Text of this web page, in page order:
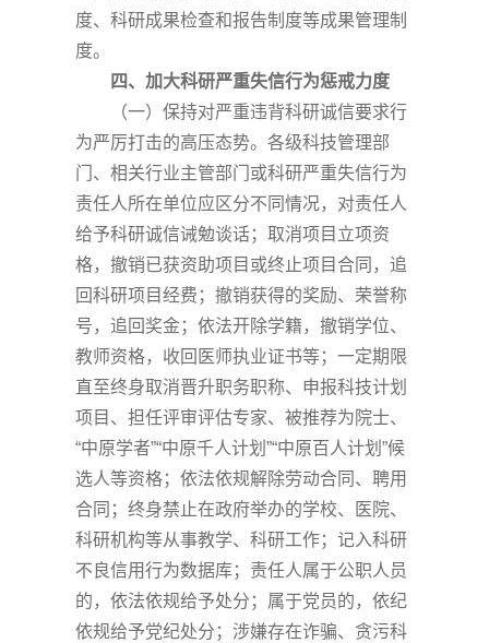
度、科研成果检查和报告制度等成果管理制
度。
四、加大科研严重失信行为惩戒力度
（一）保持对严重违背科研诚信要求行
为严厉打击的高压态势。各级科技管理部
门、相关行业主管部门或科研严重失信行为
责任人所在单位应区分不同情况，对责任人
给予科研诚信诫勉谈话；取消项目立项资
格，撤销已获资助项目或终止项目合同，追
回科研项目经费；撤销获得的奖励、荣誉称
号，追回奖金；依法开除学籍，撤销学位、
教师资格，收回医师执业证书等；一定期限
直至终身取消晋升职务职称、申报科技计划
项目、担任评审评估专家、被推荐为院士、
“中原学者”“中原千人计划”“中原百人计划”候
选人等资格；依法依规解除劳动合同、聘用
合同；终身禁止在政府举办的学校、医院、
科研机构等从事教学、科研工作；记入科研
不良信用行为数据库；责任人属于公职人员
的，依法依规给予处分；属于党员的，依纪
依规给予党纪处分；涉嫌存在诈骗、贪污科